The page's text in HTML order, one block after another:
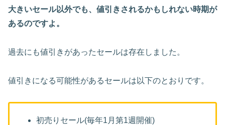
大きいセール以外でも、値引きされるかもしれない時期が
あるのですよ。
過去にも値引きがあったセールは存在しました。
値引きになる可能性があるセールは以下のとおりです。
初売りセール(毎年1月第1週開催)